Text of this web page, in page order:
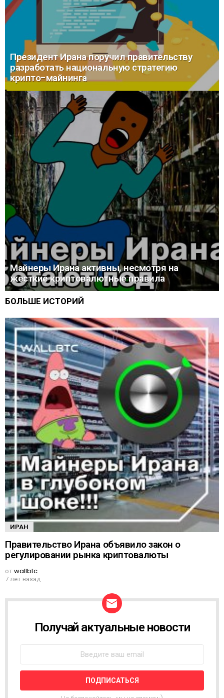
Президент Ирана поручил правительству
разработать национальную стратегию
крипто-майнинга
Майнеры Ирана активны, несмотря на
жесткие криптовалютные правила
БОЛЬШЕ ИСТОРИЙ
ИРАН
Правительство Ирана объявило закон о
регулировании рынка криптовалюты
отwallbtc
7 лет назад
В
С
Т
Н
Получай актуальные новости